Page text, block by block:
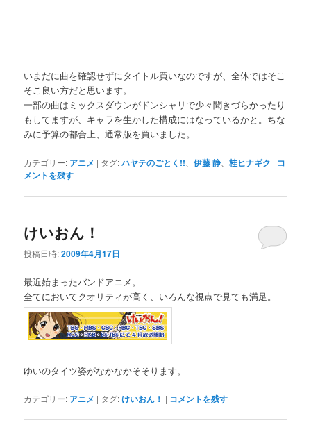
いまだに曲を確認せずにタイトル買いなのですが、全体ではそこ
そこ良い方だと思います。
一部の曲はミックスダウンがドンシャリで少々聞きづらかったり
もしてますが、キャラを生かした構成にはなっているかと。ちな
みに予算の都合上、通常版を買いました。
カテゴリー: アニメ | タグ:ハヤテのごとく!! 、伊藤 静、桂ヒナギク | コ
メントを残す
けいおん！
投稿日時:2009年4月17日
最近始まったバンドアニメ。
全てにおいてクオリティが高く、いろんな視点で見ても満足。
ゆいのタイツ姿がなかなかそそります。
カテゴリー: アニメ | タグ: けいおん！ | コメントを残す